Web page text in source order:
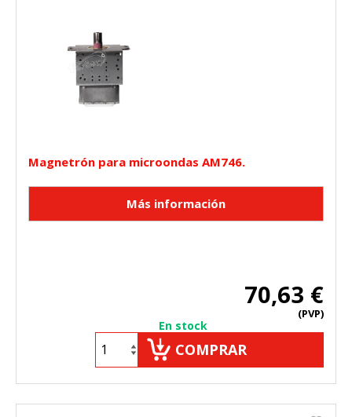
Magnetrón para microondas AM746.
70,63 €
(PVP)
En stock
COMPRAR